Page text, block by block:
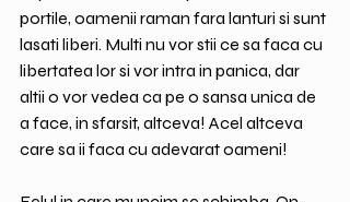
portile, oamenii raman fara lanturi si sunt
lasati liberi. Multi nu vor stii ce sa faca cu
libertatea lor si vor intra in panica, dar
altii o vor vedea ca pe o sansa unica de
a face, in sfarsit, altceva! Acel altceva
care sa ii faca cu adevarat oameni!